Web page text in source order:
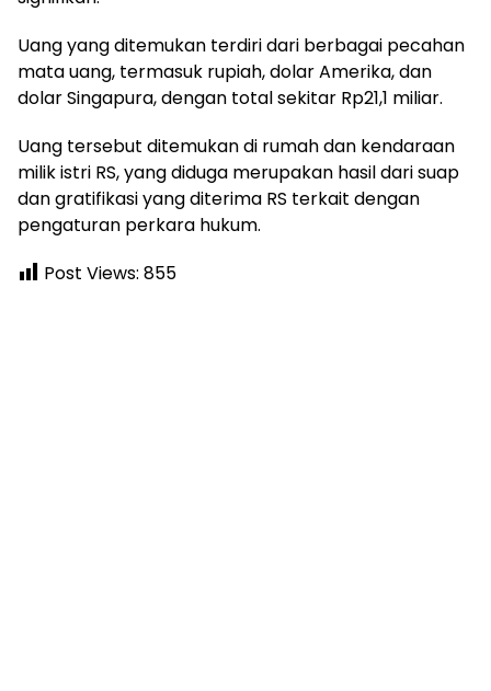
Uang yang ditemukan terdiri dari berbagai pecahan
mata uang, termasuk rupiah, dolar Amerika, dan
dolar Singapura, dengan total sekitar Rp21,1 miliar.
Uang tersebut ditemukan di rumah dan kendaraan
milik istri RS, yang diduga merupakan hasil dari suap
dan gratifikasi yang diterima RS terkait dengan
pengaturan perkara hukum.
Post Views: 855